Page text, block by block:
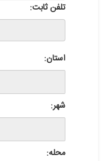
تلفن ثابت:
استان:
شهر:
محله: